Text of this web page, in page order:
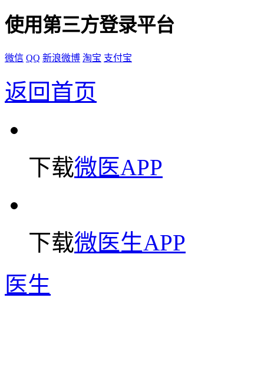
使用第三方登录平台
微信 QQ 新浪微博 淘宝 支付宝
返回首页
下载微医APP
下载微医生APP
医生